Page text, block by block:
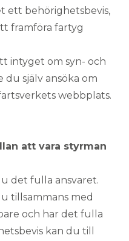
ett behörighetsbevis,
framföra fartyg
intyget om syn- och
du själv ansöka om
webbplats.
att vara styrman
det fulla ansvaret.
tillsammans med
och har det fulla
kan du till